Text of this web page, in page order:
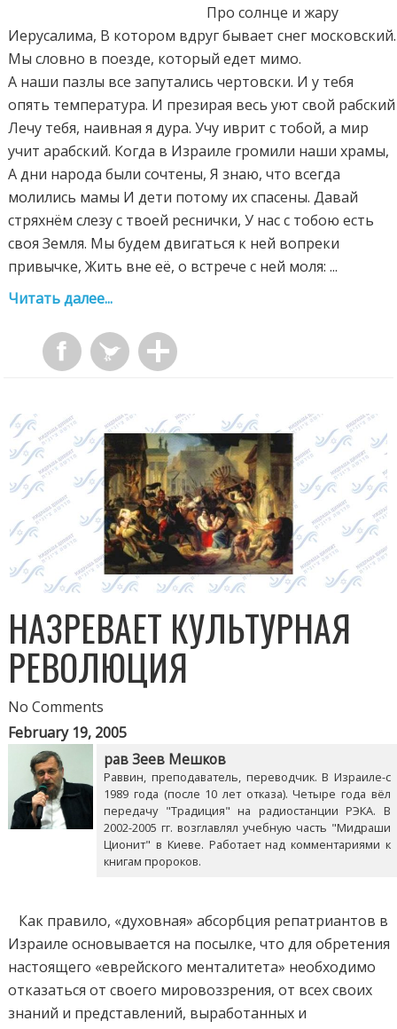
Про солнце и жару
Иерусалима, В котором вдруг бывает снег московский.
Мы словно в поезде, который едет мимо.
А наши пазлы все запутались чертовски. И у тебя
опять температура. И презирая весь уют свой рабский
Лечу тебя, наивная я дура. Учу иврит с тобой, а мир
учит арабский. Когда в Израиле громили наши храмы,
А дни народа были сочтены, Я знаю, что всегда
молились мамы И дети потому их спасены. Давай
стряхнём слезу с твоей реснички, У нас с тобою есть
своя Земля. Мы будем двигаться к ней вопреки
привычке, Жить вне её, о встрече с ней моля: ...
Читать далее...
НАЗРЕВАЕТ КУЛЬТУРНАЯ
РЕВОЛЮЦИЯ
No Comments
February 19, 2005
рав Зеев Мешков
Раввин, преподаватель, переводчик. В Израиле-с
1989 года (после 10 лет отказа). Четыре года вёл
передачу "Традиция" на радиостанции РЭКА. В
2002-2005 гг. возглавлял учебную часть "Мидраши
Ционит" в Киеве. Работает над комментариями к
книгам пророков.
Как правило, «духовная» абсорбция репатриантов в
Израиле основывается на посылке, что для обретения
настоящего «еврейского менталитета» необходимо
отказаться от своего мировоззрения, от всех своих
знаний и представлений, выработанных и